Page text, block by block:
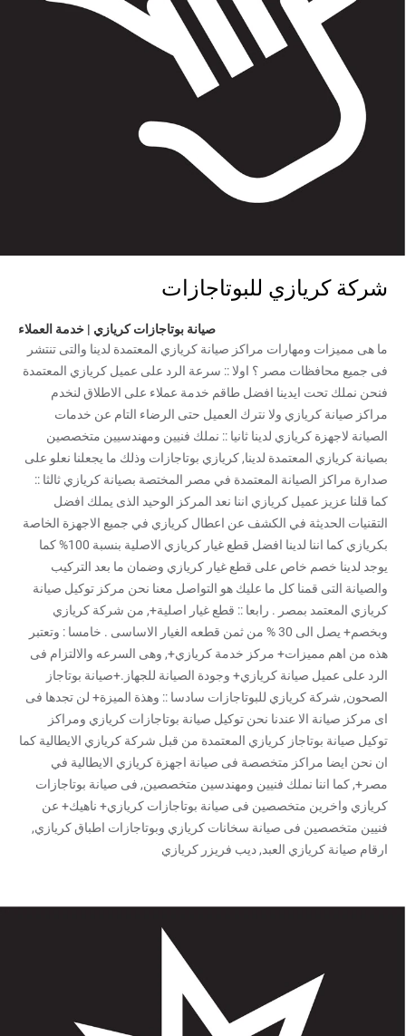
شركة كريازي للبوتاجازات
صيانة بوتاجازات كريازي | خدمة العملاء
ما هى مميزات ومهارات مراكز صيانة كريازي المعتمدة لدينا والتى تنتشر
فى جميع محافظات مصر ؟ اولا :: سرعة الرد على عميل كريازي المعتمدة
فنحن نملك تحت ايدينا افضل طاقم خدمة عملاء على الاطلاق لنخدم
مراكز صيانة كريازي ولا نترك العميل حتى الرضاء التام عن خدمات
الصيانة لاجهزة كريازي لدينا ثانيا :: نملك فنيين ومهندسيين متخصصين
بصيانة كريازي المعتمدة لدينا, كريازي بوتاجازات وذلك ما يجعلنا نعلو على
صدارة مراكز الصيانة المعتمدة في مصر المختصة بصيانة كريازي ثالثا ::
كما قلنا عزيز عميل كريازي اننا نعد المركز الوحيد الذى يملك افضل
التقنيات الحديثة في الكشف عن اعطال كريازي في جميع الاجهزة الخاصة
بكريازي كما اننا لدينا افضل قطع غيار كريازي الاصلية بنسبة 100% كما
يوجد لدينا خصم خاص على قطع غيار كريازي وضمان ما بعد التركيب
والصيانة التى قمنا كل ما عليك هو التواصل معنا نحن مركز توكيل صيانة
كريازي المعتمد بمصر . رابعا :: قطع غيار اصلية+, من شركة كريازي
وبخصم+ يصل الى 30 % من ثمن قطعه الغيار الاساسى . خامسا : وتعتبر
هذه من اهم مميزات+ مركز خدمة كريازي+, وهى السرعه والالتزام فى
الرد على عميل صيانة كريازي+ وجودة الصيانة للجهاز.+صيانة بوتاجاز
الصحون, شركة كريازي للبوتاجازات سادسا :: وهذة الميزة+ لن تجدها فى
اى مركز صيانة الا عندنا نحن توكيل صيانة بوتاجازات كريازي ومراكز
توكيل صيانة بوتاجاز كريازي المعتمدة من قبل شركة كريازي الايطالية كما
ان نحن ايضا مراكز متخصصة فى صيانة اجهزة كريازي الايطالية في
مصر+, كما اننا نملك فنيين ومهندسين متخصصين, فى صيانة بوتاجازات
كريازي واخرين متخصصين فى صيانة بوتاجازات كريازي+ ناهيك+ عن
فنيين متخصصين فى صيانة سخانات كريازي وبوتاجازات اطباق كريازي,
ارقام صيانة كريازي العبد, ديب فريزر كريازي